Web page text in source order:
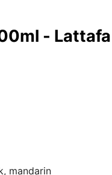
- Lattafa
mandarin